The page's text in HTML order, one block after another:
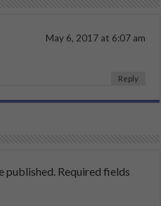
May 6, 2017 at 6:07 am
Reply
published. Required fields